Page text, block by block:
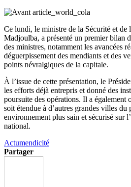
Ce lundi, le ministre de la Sécurité et
Madjoulba, a présenté un premier bilan
des ministres, notamment les avancées
déguerpissement des mendiants et des
points névralgiques de la capitale.
À l’issue de cette présentation, le
les efforts déjà entrepris et donné des
poursuite des opérations. Il a également
soit étendue à d’autres grandes villes du
environnement plus sain et sécurisé sur
national.
Actumendicité
Partager